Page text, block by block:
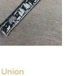
Union